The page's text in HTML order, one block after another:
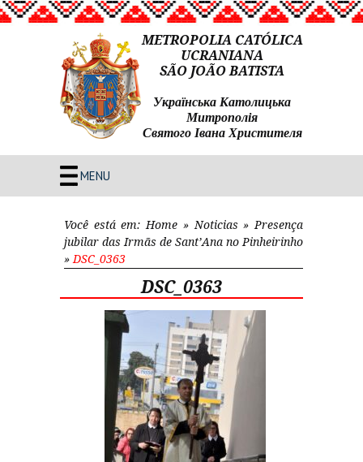
METROPOLIA CATÓLICA
UCRANIANA
SÃO JOÃO BATISTA
Українська Католицька
Митрополія
Святого Івана Христителя
MENU
Você está em: Home » Noticias » Presença
jubilar das Irmãs de Sant’Ana no Pinheirinho
» DSC_0363
DSC_0363